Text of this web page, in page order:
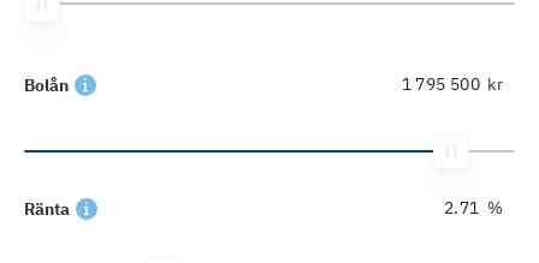
Bolån kr
Ränta %